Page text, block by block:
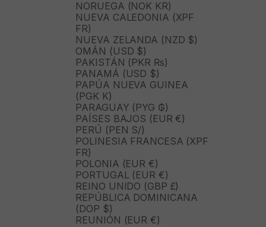
NORUEGA (NOK KR)
NUEVA CALEDONIA (XPF
FR)
NUEVA ZELANDA (NZD $)
OMÁN (USD $)
PAKISTÁN (PKR ₨)
PANAMÁ (USD $)
PAPÚA NUEVA GUINEA
(PGK K)
PARAGUAY (PYG ₲)
PAÍSES BAJOS (EUR €)
PERÚ (PEN S/)
POLINESIA FRANCESA (XPF
FR)
POLONIA (EUR €)
PORTUGAL (EUR €)
REINO UNIDO (GBP £)
REPÚBLICA DOMINICANA
(DOP $)
REUNIÓN (EUR €)